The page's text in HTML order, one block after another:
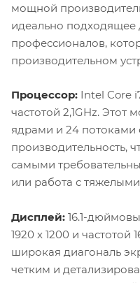
мощной
идеально подходящее
профессионалов,
производительном
Процессор: Intel Core
частотой 2,1GHz. Этот
ядрами и 24 потоками
производительность,
самыми
или работа с
Дисплей: 16.1-
1920 x 1200 и
широкая диагональ
четким и